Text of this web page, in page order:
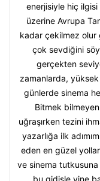
enerjisiyle hiç
üzerine Avrupa
kadar çekilmez olur
çok sevdiğini
gerçekten
zamanlarda, yüksek
günlerde sinema
Bitmek
uğraşırken tezini
yazarlığa ilk
eden en güzel
ve sinema tutkusuna
bu gidişle yine